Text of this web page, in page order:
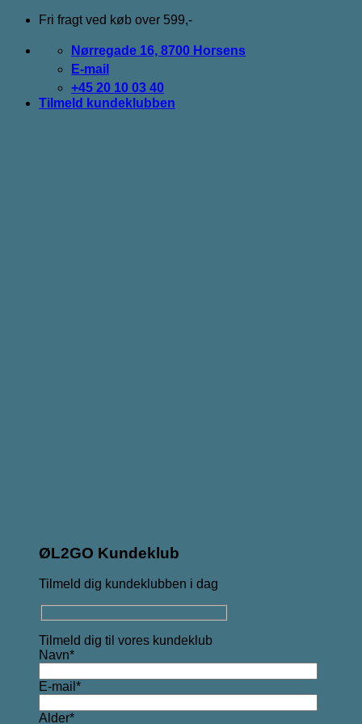
Fortsæt
indhold
Fri fragt ved køb over 599,-
Nørregade 16, 8700 Horsens
E-mail
+45 20 10 03 40
Tilmeld kundeklubben
ØL2GO Kundeklub
Tilmeld dig kundeklubben i dag
Tilmeld dig til vores kundeklub
Navn*
E-mail*
Alder*